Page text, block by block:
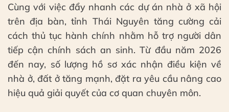
Cùng với việc đẩy nhanh các dự án nhà ở xã hội
trên địa bàn, tỉnh Thái Nguyên tăng cường cải
cách thủ tục hành chính nhằm hỗ trợ người dân
tiếp cận chính sách an sinh. Từ đầu năm 2026
đến nay, số lượng hồ sơ xác nhận điều kiện về
nhà ở, đất ở tăng mạnh, đặt ra yêu cầu nâng cao
hiệu quả giải quyết của cơ quan chuyên môn.